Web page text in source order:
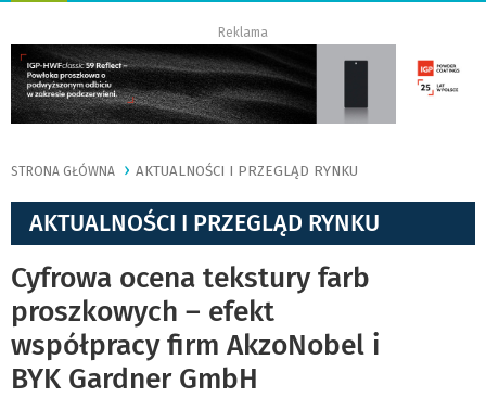
Reklama
STRONA GŁÓWNA AKTUALNOŚCI I PRZEGLĄD RYNKU
AKTUALNOŚCI I PRZEGLĄD RYNKU
Cyfrowa ocena tekstury farb
proszkowych – efekt
współpracy firm AkzoNobel i
BYK Gardner GmbH